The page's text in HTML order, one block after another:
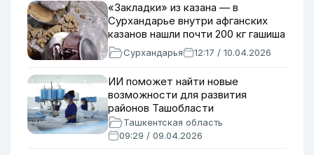
«Закладки» из казана — в
Сурхандарье внутри афганских
казанов нашли почти 200 кг гашиша
Сурхандарья 12:17 / 10.04.2026
ИИ поможет найти новые
возможности для развития
районов Ташобласти
Ташкентская область
09:29 / 09.04.2026